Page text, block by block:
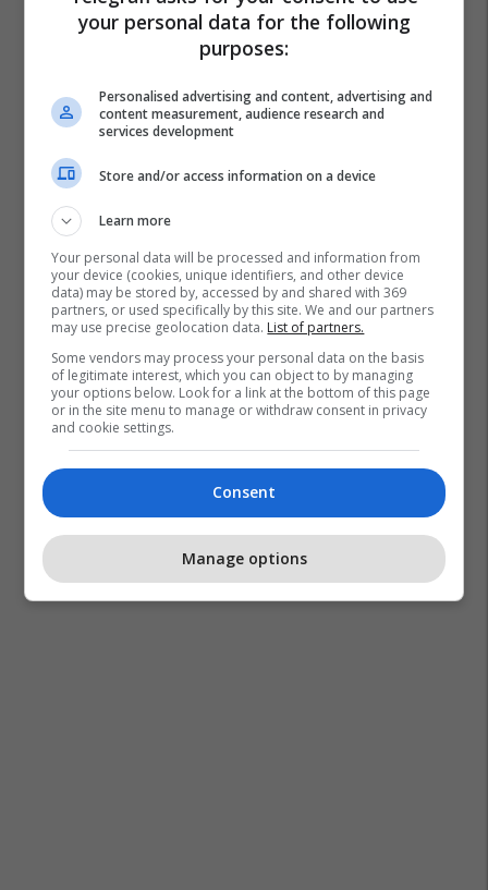
Jd Sports Sulmet Kibernetike
Hakerat
Mbretëria E Bashkuar
your personal data for the following
purposes:
Personalised advertising and content, advertising and
content measurement, audience research and
services development
Store and/or access information on a device
Learn more
Your personal data will be processed and information from
your device (cookies, unique identifiers, and other device
data) may be stored by, accessed by and shared with 369
partners, or used specifically by this site. We and our partners
may use precise geolocation data. List of partners.
Some vendors may process your personal data on the basis
of legitimate interest, which you can object to by managing
your options below. Look for a link at the bottom of this page
or in the site menu to manage or withdraw consent in privacy
and cookie settings.
Consent
Manage options